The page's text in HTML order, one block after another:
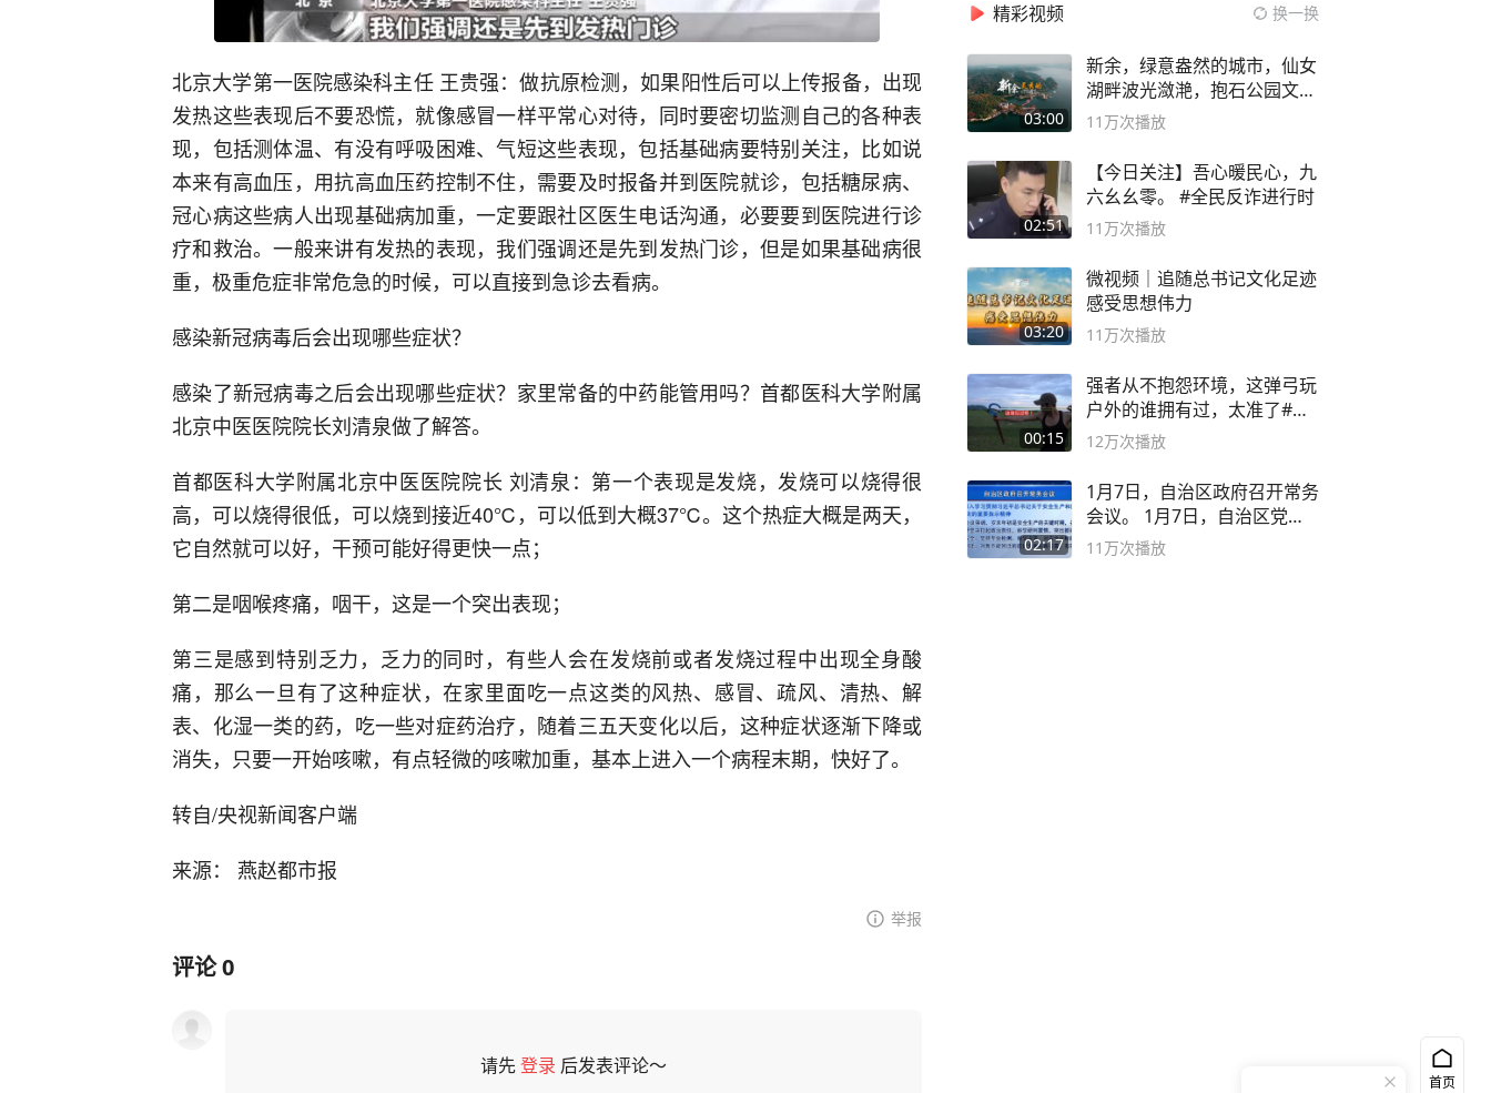
北京大学第一医院感染科主任 王贵强：做抗原检测，如果阳性后可以上传报备，出现
发热这些表现后不要恐慌，就像感冒一样平常心对待，同时要密切监测自己的各种表
现，包括测体温、有没有呼吸困难、气短这些表现，包括基础病要特别关注，比如说
本来有高血压，用抗高血压药控制不住，需要及时报备并到医院就诊，包括糖尿病、
冠心病这些病人出现基础病加重，一定要跟社区医生电话沟通，必要要到医院进行诊
疗和救治。一般来讲有发热的表现，我们强调还是先到发热门诊，但是如果基础病很
重，极重危症非常危急的时候，可以直接到急诊去看病。
感染新冠病毒后会出现哪些症状？
感染了新冠病毒之后会出现哪些症状？家里常备的中药能管用吗？首都医科大学附属
北京中医医院院长刘清泉做了解答。
首都医科大学附属北京中医医院院长 刘清泉：第一个表现是发烧，发烧可以烧得很
高，可以烧得很低，可以烧到接近40℃，可以低到大概37℃。这个热症大概是两天，
它自然就可以好，干预可能好得更快一点；
第二是咽喉疼痛，咽干，这是一个突出表现；
第三是感到特别乏力，乏力的同时，有些人会在发烧前或者发烧过程中出现全身酸
痛，那么一旦有了这种症状，在家里面吃一点这类的风热、感冒、疏风、清热、解
表、化湿一类的药，吃一些对症药治疗，随着三五天变化以后，这种症状逐渐下降或
消失，只要一开始咳嗽，有点轻微的咳嗽加重，基本上进入一个病程末期，快好了。
转自/央视新闻客户端
来源： 燕赵都市报
举报
评论0
请先登录 后发表评论～
精彩视频 换一换
03:00
新余，绿意盎然的城市，仙女
湖畔波光潋滟，抱石公园文化
深邃……
11万次播放
02:51
【今日关注】吾心暖民心，九
六幺幺零。 #全民反诈进行时
11万次播放
03:20
微视频｜追随总书记文化足迹
感受思想伟力
11万次播放
00:15
强者从不抱怨环境，这弹弓玩
户外的谁拥有过，太准了#弹
弓#户外
12万次播放
02:17
1月7日，自治区政府召开常务
会议。 1月7日，自治区党委
副书记
11万次播放
首页